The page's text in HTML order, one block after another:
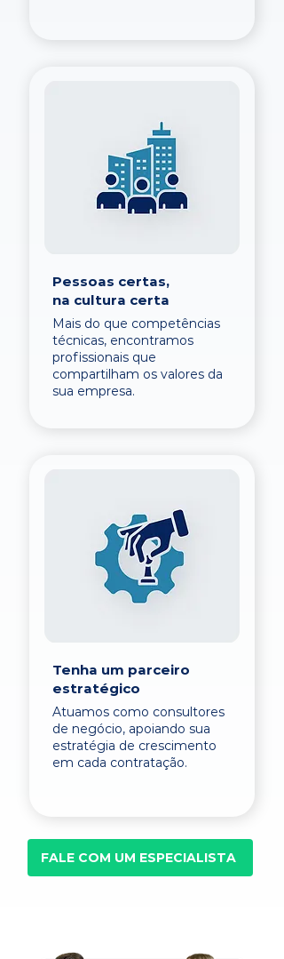
Pessoas certas,
na cultura certa
Mais do que competências
técnicas, encontramos
profissionais que
compartilham os valores da
sua empresa.
Tenha um parceiro
estratégico
Atuamos como consultores
de negócio, apoiando sua
estratégia de crescimento
em cada contratação.
FALE COM UM ESPECIALISTA